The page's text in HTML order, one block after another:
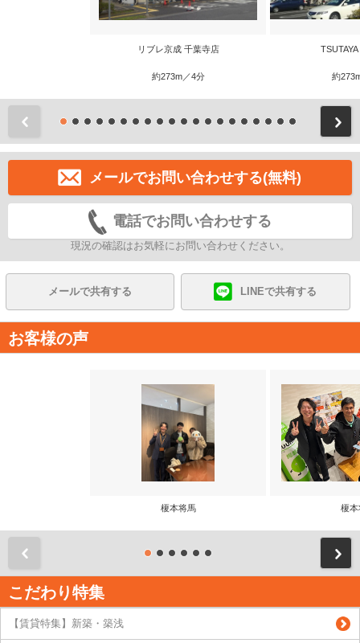
リブレ京成 千葉寺店
約273m／4分 約
メールでお問い合わせする(無料)
電話でお問い合わせする
現況の確認はお気軽にお問い合わせください。
メールで共有する LINEで共有する
お客様の声
榎本将馬 榎本
こだわり特集
【賃貸特集】新築・築浅